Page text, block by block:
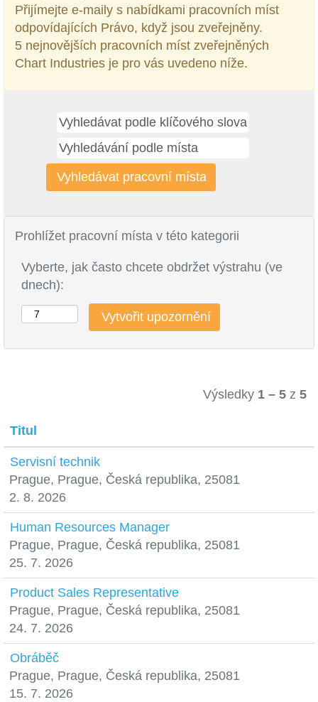
Přijímejte e-maily s nabídkami pracovních míst
odpovídajících Právo, když jsou zveřejněny.
5 nejnovějších pracovních míst zveřejněných
Chart Industries je pro vás uvedeno níže.
Prohlížet pracovní místa v této kategorii
Vyberte, jak často chcete obdržet výstrahu (ve
dnech):
Výsledky 1 – 5 z 5
Titul
Servisní technik
Prague, Prague, Česká republika, 25081
2. 8. 2026
Human Resources Manager
Prague, Prague, Česká republika, 25081
25. 7. 2026
Product Sales Representative
Prague, Prague, Česká republika, 25081
24. 7. 2026
Obráběč
Prague, Prague, Česká republika, 25081
15. 7. 2026